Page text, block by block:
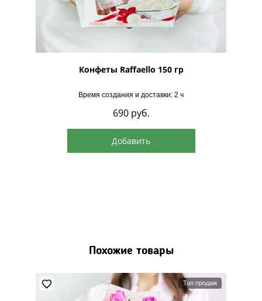
Конфеты Raffaello 150 гр
Время создания и доставки: 2 ч
690 руб.
Добавить
Похожие товары
Топ продаж